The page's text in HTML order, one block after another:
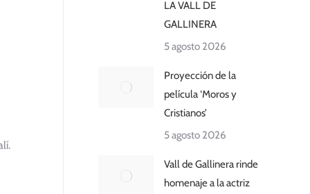
LA VALL DE
GALLINERA
5 agosto 2026
Proyección de la
película ‘Moros y
Cristianos’
5 agosto 2026
Vall de Gallinera rinde
homenaje a la actriz